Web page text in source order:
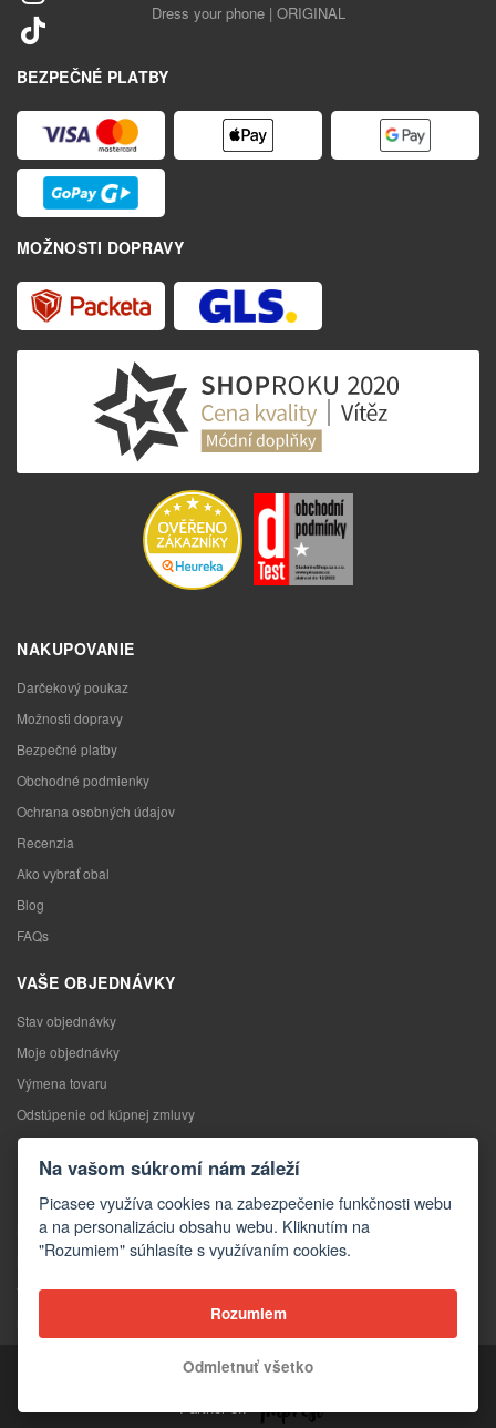
Dress your phone | ORIGINAL
BEZPEČNÉ PLATBY
MOŽNOSTI DOPRAVY
NAKUPOVANIE
Darčekový poukaz
Možnosti dopravy
Bezpečné platby
Obchodné podmienky
Ochrana osobných údajov
Recenzia
Ako vybrať obal
Blog
FAQs
VAŠE OBJEDNÁVKY
Stav objednávky
Moje objednávky
Výmena tovaru
Odstúpenie od kúpnej zmluvy
Reklamácia
Kontakty
Kontaktný formulár
Veľkoobchod
Copyright © 2026 Picasee
Partner of:
Na vašom súkromí nám záleží
Picasee využíva cookies na zabezpečenie funkčnosti webu
a na personalizáciu obsahu webu. Kliknutím na
"Rozumiem" súhlasíte s využívaním cookies.
Rozumiem
Odmietnuť všetko